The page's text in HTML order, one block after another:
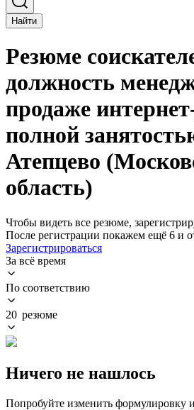
Найти
Резюме
должность
продаже
полной
Атепцево
область)
Чтобы видеть все резюме,
После регистрации покажем ещё 6 и
Зарегистрироваться
За всё время
По соответствию
20 резюме
Ничего не нашлось
Попробуйте изменить формулировку